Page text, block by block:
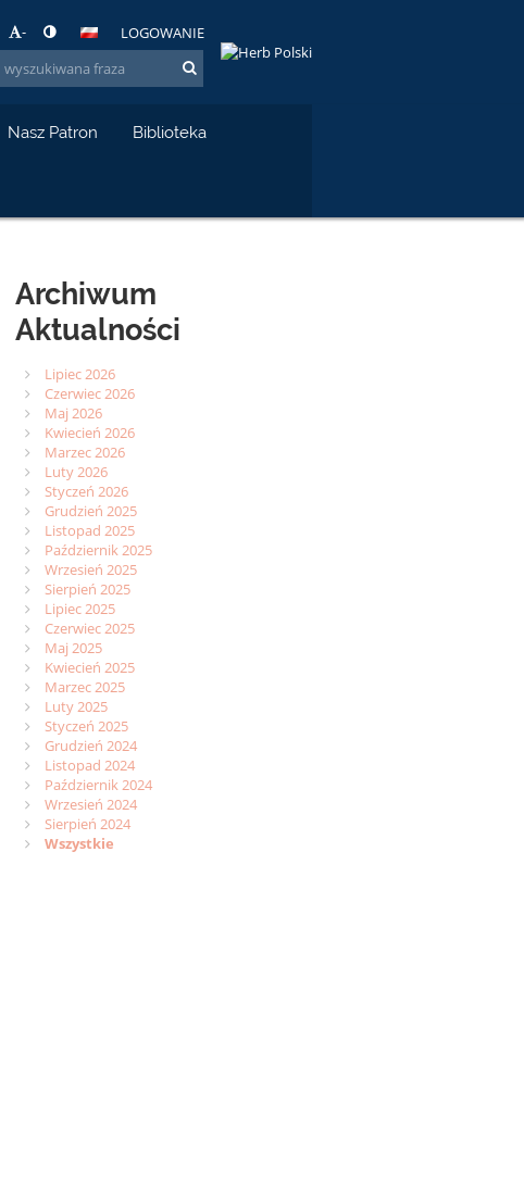
- LOGOWANIE
Nasz Patron Biblioteka
Archiwum
Aktualności
Lipiec 2026
Czerwiec 2026
Maj 2026
Kwiecień 2026
Marzec 2026
Luty 2026
Styczeń 2026
Grudzień 2025
Listopad 2025
Październik 2025
Wrzesień 2025
Sierpień 2025
Lipiec 2025
Czerwiec 2025
Maj 2025
Kwiecień 2025
Marzec 2025
Luty 2025
Styczeń 2025
Grudzień 2024
Listopad 2024
Październik 2024
Wrzesień 2024
Sierpień 2024
Wszystkie